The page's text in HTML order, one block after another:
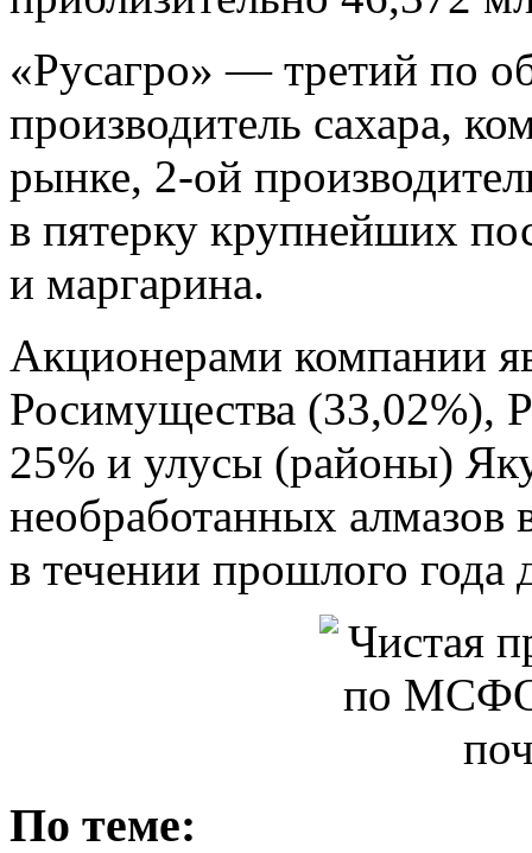
«Русагро» — третий по
производитель сахара,
рынке, 2-ой
в пятерку крупнейших
и маргарина.
Акционерами компании
Росимущества (33,02%),
25% и улусы (районы)
необработанных
в течении прошлого года
По теме: